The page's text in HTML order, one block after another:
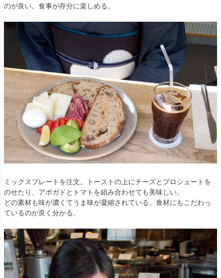
のが良い。食事が存分に楽しめる。
ミックスプレートを注文。トーストの上にチーズとプロシュートを
のせたり、アボガドとトマトを組み合わせても美味しい。
どの素材も味が濃くてうま味が凝縮されている。食材にもこだわっ
ているのが良く分かる。